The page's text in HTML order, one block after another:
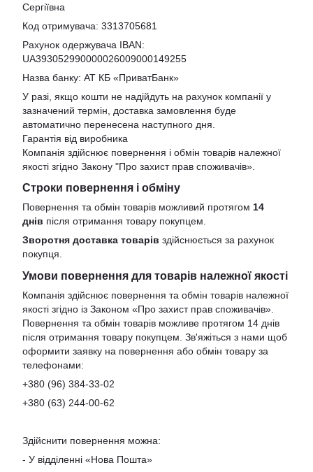
Сергіївна
Код отримувача: 3313705681
Рахунок одержувача IBAN:
UA393052990000026009000149255
Назва банку: АТ КБ «ПриватБанк»
У разі, якщо кошти не надійдуть на рахунок компанії у
зазначений термін, доставка замовлення буде
автоматично перенесена наступного дня.
Гарантія від виробника
Компанія здійснює повернення і обмін товарів належної
якості згідно Закону "Про захист прав споживачів»
Строки повернення і обміну
Повернення та обмін товарів можливий протягом 14
днів після отримання товару покупцем.
Зворотня доставка товарів здійснюється за рахунок
покупця.
Умови повернення для товарів належної якості
Компанія здійснює повернення та обмін товарів належної
якості згідно із Законом «Про захист прав споживачів».
Повернення та обмін товарів можливе протягом 14 днів
після отримання товару покупцем. Зв'яжіться з нами щоб
оформити заявку на повернення або обмін товару за
телефонами:
+380 (96) 384-33-02
+380 (63) 244-00-62
Здійснити повернення можна:
- У відділенні «Нова Пошта»